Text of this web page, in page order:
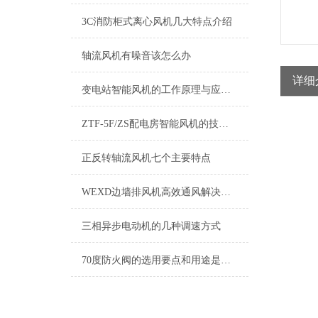
3C消防柜式离心风机几大特点介绍
轴流风机有噪音该怎么办
变电站智能风机的工作原理与应用场景解析
ZTF-5F/ZS配电房智能风机的技术优势总结
正反转轴流风机七个主要特点
WEXD边墙排风机高效通风解决方案
三相异步电动机的几种调速方式
70度防火阀的选用要点和用途是怎样的？
详细